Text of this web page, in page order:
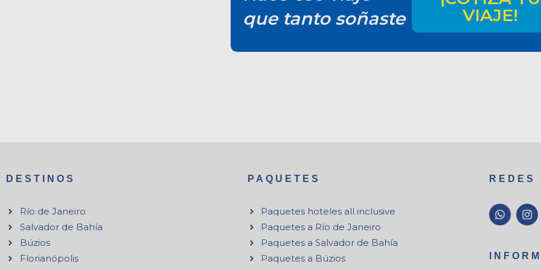
que tanto soñaste
VIAJE!
DESTINOS
Río de Janeiro
Salvador de Bahía
Búzios
Florianópolis
PAQUETES
Paquetes hoteles all inclusive
Paquetes a Río de Janeiro
Paquetes a Salvador de Bahía
Paquetes a Búzios
REDES
W
h
s
a
I
n
a
g